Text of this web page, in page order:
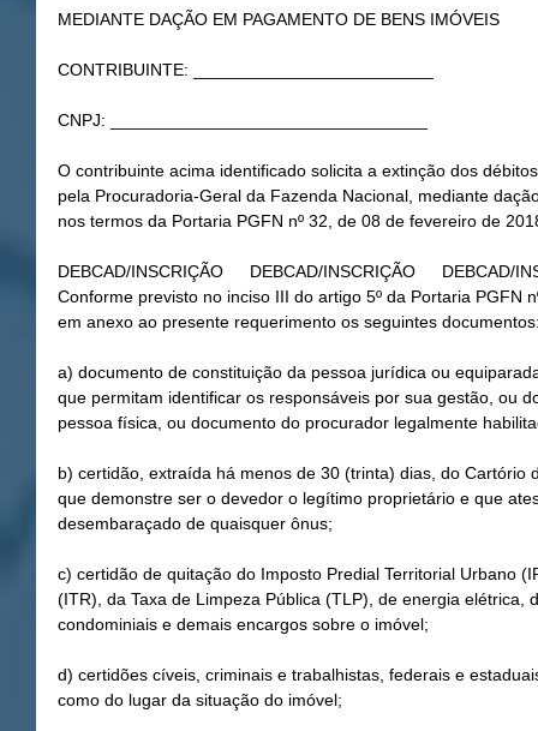
MEDIANTE DAÇÃO EM PAGAMENTO DE BENS IMÓVEIS
CONTRIBUINTE: _________________________
CNPJ: _________________________________
O contribuinte acima identificado solicita a extinção dos
pela Procuradoria-Geral da Fazenda Nacional, mediante
nos termos da Portaria PGFN nº 32, de 08 de fevereiro de
Conforme previsto no inciso III do artigo 5º da Portaria PGFN
em anexo ao presente requerimento os seguintes
a) documento de constituição da pessoa jurídica ou
que permitam identificar os responsáveis por sua gestão, ou
pessoa física, ou documento do procurador legalmente
b) certidão, extraída há menos de 30 (trinta) dias, do Cartório
que demonstre ser o devedor o legítimo proprietário e que
desembaraçado de quaisquer ônus;
c) certidão de quitação do Imposto Predial Territorial Urbano
(ITR), da Taxa de Limpeza Pública (TLP), de energia elétrica,
condominiais e demais encargos sobre o imóvel;
d) certidões cíveis, criminais e trabalhistas, federais e
como do lugar da situação do imóvel;